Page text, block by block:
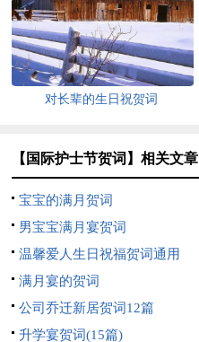
对长辈的生日祝贺词
【国际护士节贺词】相关文章
宝宝的满月贺词
男宝宝满月宴贺词
温馨爱人生日祝福贺词通用
满月宴的贺词
公司乔迁新居贺词12篇
升学宴贺词(15篇)